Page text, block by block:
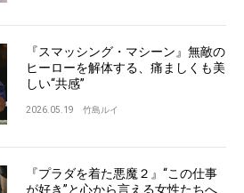
『スマッシング・マシーン』無敵の
ヒーローを解体する、痛ましくも美
しい“共感”
2026.05.19 竹島ルイ
『プラダを着た悪魔２』“この仕事
が好き”と心から言える女性たちへ